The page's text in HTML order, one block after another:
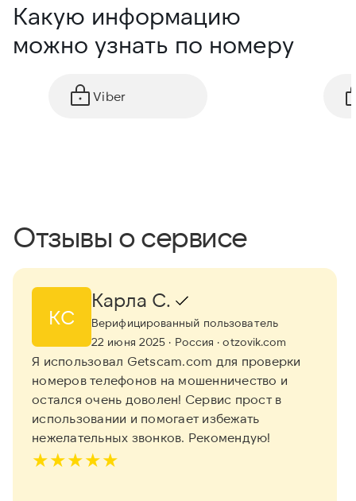
Какую информацию
можно узнать по номеру
Viber
Отзывы о сервисе
КС
Карла С.
Верифицированный пользователь
22 июня 2025 · Россия · otzovik.com
Я использовал Getscam.com для проверки
номеров телефонов на мошенничество и
остался очень доволен! Сервис прост в
использовании и помогает избежать
нежелательных звонков. Рекомендую!
★★★★★